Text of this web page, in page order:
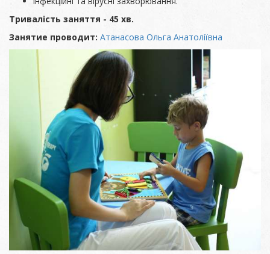
Тривалість заняття - 45 хв.
Занятие проводит: Атанасова Ольга Анатоліївна